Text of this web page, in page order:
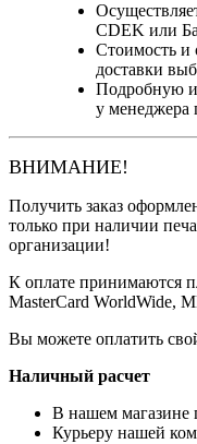
CDEK или
Стоимость и
доставки
Подробную
у менеджера
ВНИМАНИЕ!
Получить заказ
только при наличии
организации!
К оплате принимаются
MasterCard WorldWide,
Вы можете оплатить
Наличный расчет
В нашем магазине
Курьеру нашей